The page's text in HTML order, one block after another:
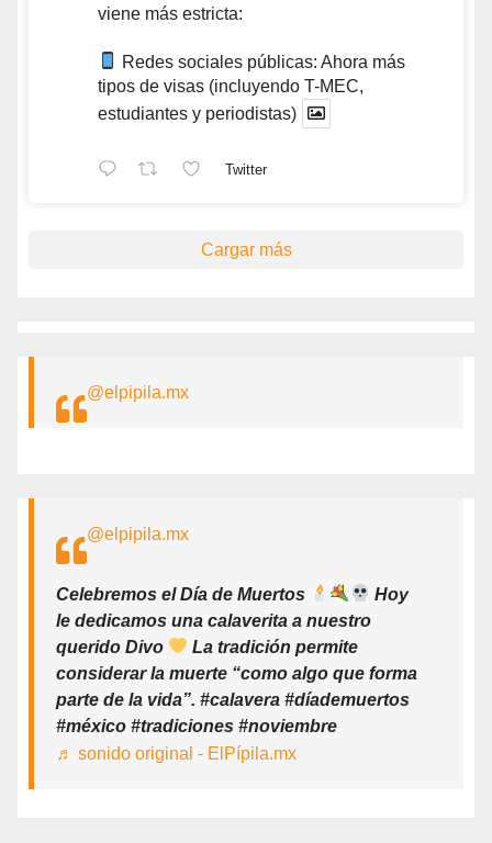
viene más estricta:
Redes sociales públicas: Ahora más
tipos de visas (incluyendo T-MEC,
estudiantes y periodistas)
Twitter
Cargar más
@elpipila.mx
@elpipila.mx
Celebremos el Día de Muertos
Hoy
le dedicamos una calaverita a nuestro
querido Divo
La tradición permite
considerar la muerte “como algo que forma
parte de la vida”. #calavera #díademuertos
#méxico #tradiciones #noviembre
♬ sonido original - ElPípila.mx